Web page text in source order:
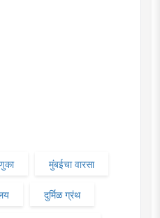
मुंबईचा वारसा
दुर्मिळ ग्रंथ